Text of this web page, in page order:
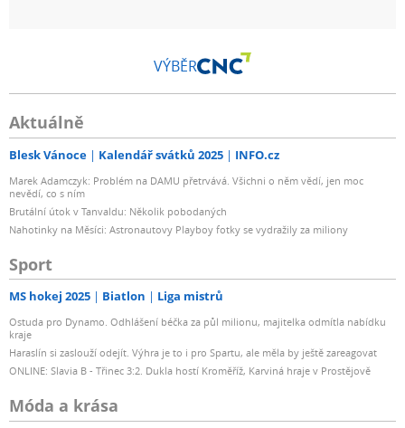
VÝBĚR
Aktuálně
Blesk Vánoce Kalendář svátků 2025 INFO.cz
Marek Adamczyk: Problém na DAMU přetrvává. Všichni o něm vědí, jen moc
nevědí, co s ním
Brutální útok v Tanvaldu: Několik pobodaných
Nahotinky na Měsíci: Astronautovy Playboy fotky se vydražily za miliony
Sport
MS hokej 2025 Biatlon Liga mistrů
Ostuda pro Dynamo. Odhlášení béčka za půl milionu, majitelka odmítla nabídku
kraje
Haraslín si zaslouží odejít. Výhra je to i pro Spartu, ale měla by ještě zareagovat
ONLINE: Slavia B - Třinec 3:2. Dukla hostí Kroměříž, Karviná hraje v Prostějově
Móda a krása